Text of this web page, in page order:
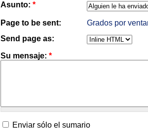
Asunto: *
Page to be sent:
Grados por
Send page as:
Su mensaje: *
Enviar sólo el sumario